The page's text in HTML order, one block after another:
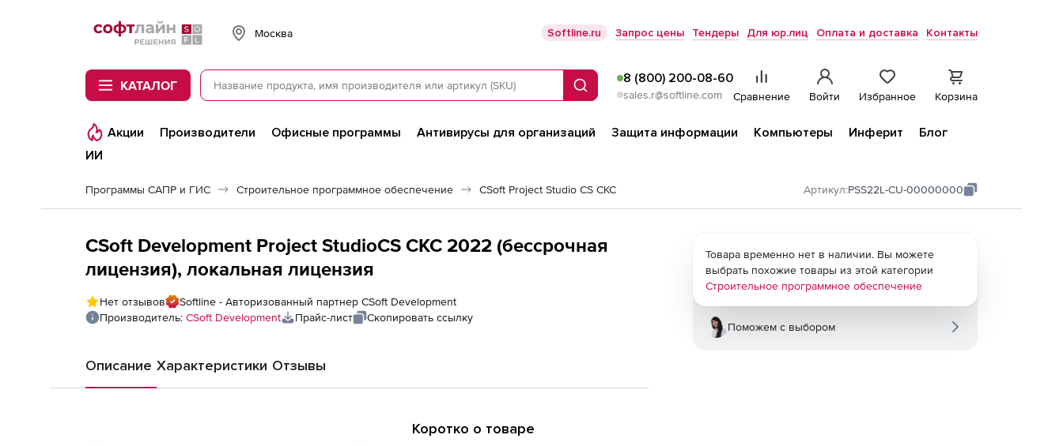
Softline
Москва Softline.ru Запрос цены Тендеры Для юр.лиц Оплата и доставка Контакты
КАТАЛОГ Поиск
8 (800) 200-08-60
sales.r@softline.com Сравнение Войти Избранное Корзина
Акции Производители Офисные программы Антивирусы для организаций Защита информации Компьютеры Инферит
Блог
ИИ
Программы САПР и ГИС Строительное программное обеспечение CSoft Project Studio CS СКС Артикул:PSS22L-CU-00000000
CSoft Development Project StudioCS СКС 2022 (бессрочная
лицензия), локальная лицензия
Нет отзывов
Softline - Авторизованный партнер CSoft Development
Производитель: CSoft Development Прайс-лист Скопировать ссылку
Описание Характеристики Отзывы
Коротко о товаре
Товара временно нет в наличии. Вы можете
выбрать похожие товары из этой категории
Строительное программное обеспечение
Поможем с выбором